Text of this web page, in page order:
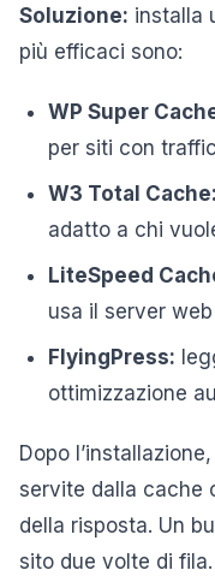
Soluzione: installa
più efficaci sono:
WP Super
per siti con
W3 Total Cache:
adatto a chi
LiteSpeed
usa il server
FlyingPress:
ottimizzazione
Dopo
servite dalla cache
della risposta. Un
sito due volte di